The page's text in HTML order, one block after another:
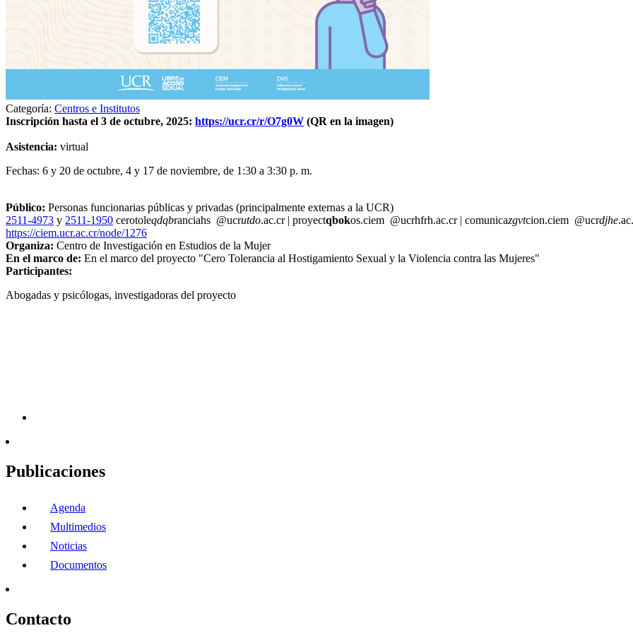
Categoría: Centros e Institutos
Inscripción hasta el 3 de octubre, 2025: https://ucr.cr/r/O7g0W (QR en la imagen)
Asistencia: virtual
Fechas: 6 y 20 de octubre, 4 y 17 de noviembre, de 1:30 a 3:30 p. m.
Público: Personas funcionarias públicas y privadas (principalmente externas a la UCR)
2511-4973 y 2511-1950 cerotoleqdqbranciahs @ucrutdo.ac.cr| proyectqbokos.ciem @ucrhfrh.ac.cr| comunicazgvtcion.ciem @ucrdjhe
https://ciem.ucr.ac.cr/node/1276
Organiza: Centro de Investigación en Estudios de la Mujer
En el marco de: En el marco del proyecto "Cero Tolerancia al Hostigamiento Sexual y la Violencia contra las Mujeres"
Participantes:
Abogadas y psicólogas, investigadoras del proyecto
Publicaciones
Agenda
Multimedios
Noticias
Documentos
Contacto